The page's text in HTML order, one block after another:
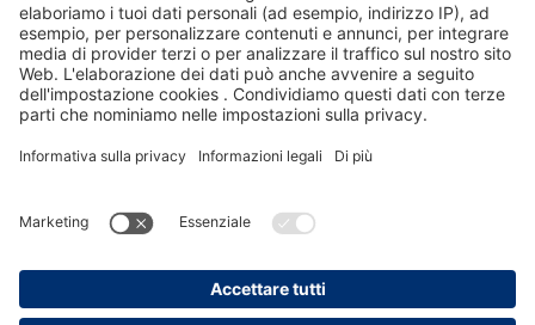
Distinzione